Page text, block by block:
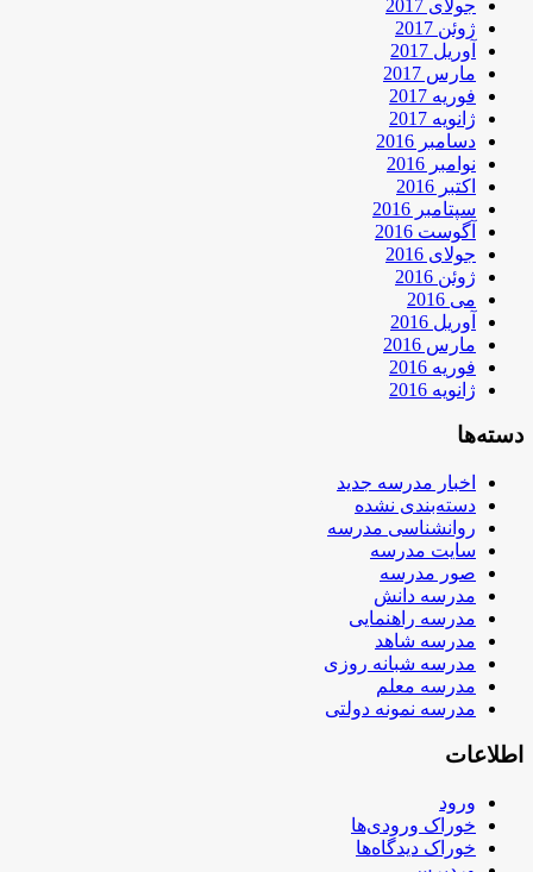
جولای 2017
ژوئن 2017
آوریل 2017
مارس 2017
فوریه 2017
ژانویه 2017
دسامبر 2016
نوامبر 2016
اکتبر 2016
سپتامبر 2016
آگوست 2016
جولای 2016
ژوئن 2016
می 2016
آوریل 2016
مارس 2016
فوریه 2016
ژانویه 2016
دسته‌ها
اخبار مدرسه جدید
دسته‌بندی نشده
روانشناسی مدرسه
سایت مدرسه
صور مدرسه
مدرسه دانش
مدرسه راهنمایی
مدرسه شاهد
مدرسه شبانه روزی
مدرسه معلم
مدرسه نمونه دولتی
اطلاعات
ورود
خوراک ورودی‌ها
خوراک دیدگاه‌ها